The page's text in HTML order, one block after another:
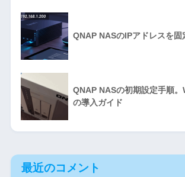
QNAP NASのIPアドレスを固
QNAP NASの初期設定手順
の導入ガイド
最近のコメント